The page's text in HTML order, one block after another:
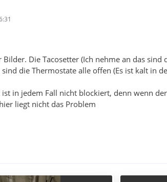
Die Tacosetter (Ich nehme an das
die Thermostate alle offen (Es ist kalt in
in jedem Fall nicht blockiert, denn wenn
liegt nicht das Problem